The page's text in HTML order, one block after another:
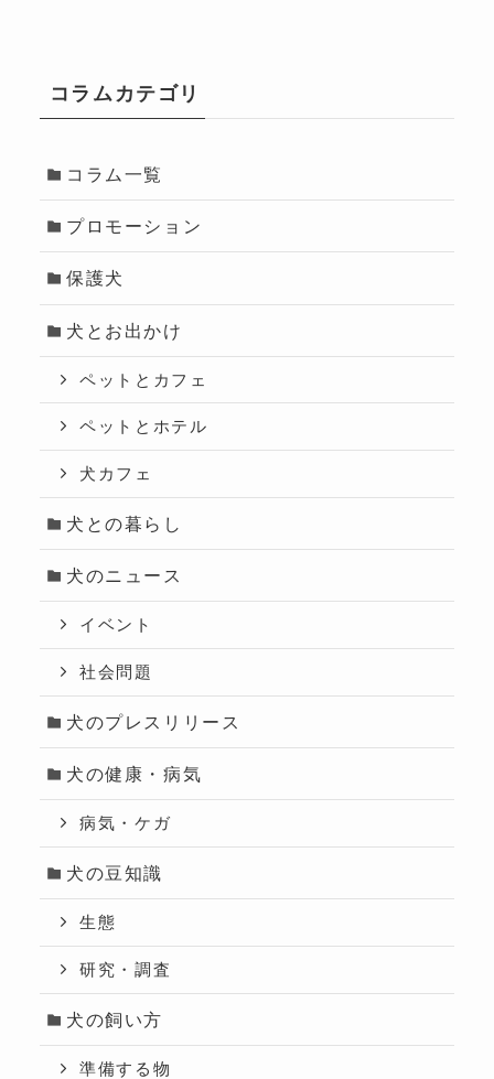
コラムカテゴリ
コラム一覧
プロモーション
保護犬
犬とお出かけ
ペットとカフェ
ペットとホテル
犬カフェ
犬との暮らし
犬のニュース
イベント
社会問題
犬のプレスリリース
犬の健康・病気
病気・ケガ
犬の豆知識
生態
研究・調査
犬の飼い方
準備する物